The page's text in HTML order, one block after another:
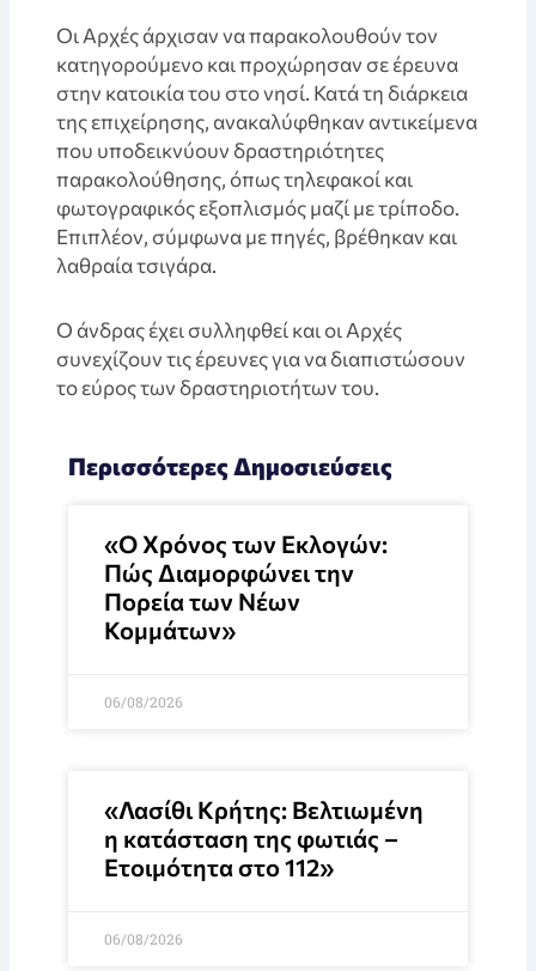
Οι Αρχές άρχισαν να παρακολουθούν τον
κατηγορούμενο και προχώρησαν σε έρευνα
στην κατοικία του στο νησί. Κατά τη διάρκεια
της επιχείρησης, ανακαλύφθηκαν αντικείμενα
που υποδεικνύουν δραστηριότητες
παρακολούθησης, όπως τηλεφακοί και
φωτογραφικός εξοπλισμός μαζί με τρίποδο.
Επιπλέον, σύμφωνα με πηγές, βρέθηκαν και
λαθραία τσιγάρα.
Ο άνδρας έχει συλληφθεί και οι Αρχές
συνεχίζουν τις έρευνες για να διαπιστώσουν
το εύρος των δραστηριοτήτων του.
Περισσότερες Δημοσιεύσεις
«Ο Χρόνος των Εκλογών:
Πώς Διαμορφώνει την
Πορεία των Νέων
Κομμάτων»
06/08/2026
«Λασίθι Κρήτης: Βελτιωμένη
η κατάσταση της φωτιάς –
Ετοιμότητα στο 112»
06/08/2026